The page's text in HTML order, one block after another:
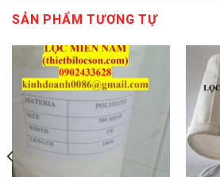
SẢN PHẨM TƯƠNG TỰ